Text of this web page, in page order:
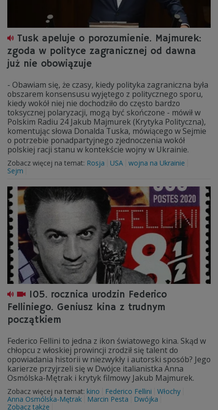
Tusk apeluje o porozumienie. Majmurek:
zgoda w polityce zagranicznej od dawna
już nie obowiązuje
- Obawiam się, że czasy, kiedy polityka zagraniczna była
obszarem konsensusu wyjętego z politycznego sporu,
kiedy wokół niej nie dochodziło do często bardzo
toksycznej polaryzacji, mogą być skończone - mówił w
Polskim Radiu 24 Jakub Majmurek (Krytyka Polityczna),
komentując słowa Donalda Tuska, mówiącego w Sejmie
o potrzebie ponadpartyjnego zjednoczenia wokół
polskiej racji stanu w kontekście wojny w Ukrainie.
Zobacz więcej na temat: Rosja USA wojna na Ukrainie
Sejm
105. rocznica urodzin Federico
Felliniego. Geniusz kina z trudnym
początkiem
Federico Fellini to jedna z ikon światowego kina. Skąd w
chłopcu z włoskiej prowincji zrodził się talent do
opowiadania historii w niezwykły i autorski sposób? Jego
karierze przyjrzeli się w Dwójce italianistka Anna
Osmólska-Mętrak i krytyk filmowy Jakub Majmurek.
Zobacz więcej na temat: kino Federico Fellini
Włochy
Anna Osmólska-Mętrak
Marcin Pesta
Dwójka
Zobacz także